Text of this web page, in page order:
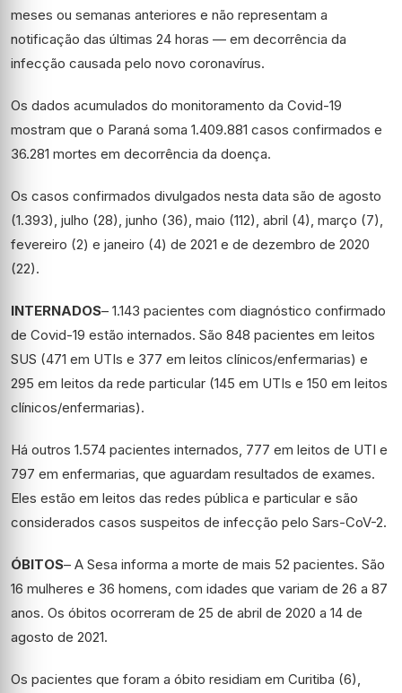
meses ou semanas anteriores e não representam a
notificação das últimas 24 horas — em decorrência da
infecção causada pelo novo coronavírus.
Os dados acumulados do monitoramento da Covid-19
mostram que o Paraná soma 1.409.881 casos confirmados e
36.281 mortes em decorrência da doença.
Os casos confirmados divulgados nesta data são de agosto
(1.393), julho (28), junho (36), maio (112), abril (4), março (7),
fevereiro (2) e janeiro (4) de 2021 e de dezembro de 2020
(22).
INTERNADOS– 1.143 pacientes com diagnóstico confirmado
de Covid-19 estão internados. São 848 pacientes em leitos
SUS (471 em UTIs e 377 em leitos clínicos/enfermarias) e
295 em leitos da rede particular (145 em UTIs e 150 em leitos
clínicos/enfermarias).
Há outros 1.574 pacientes internados, 777 em leitos de UTI e
797 em enfermarias, que aguardam resultados de exames.
Eles estão em leitos das redes pública e particular e são
considerados casos suspeitos de infecção pelo Sars-CoV-2.
ÓBITOS– A Sesa informa a morte de mais 52 pacientes. São
16 mulheres e 36 homens, com idades que variam de 26 a 87
anos. Os óbitos ocorreram de 25 de abril de 2020 a 14 de
agosto de 2021.
Os pacientes que foram a óbito residiam em Curitiba (6),